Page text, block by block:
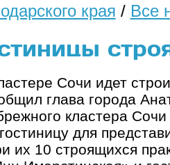
края / Все
Сочи идет
глава города
кластера
для
их 10 строящихся